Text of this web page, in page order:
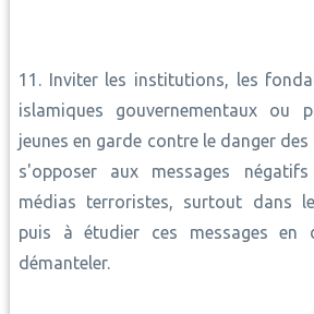
11. Inviter les institutions, les
islamiques gouvernementaux ou
jeunes en garde contre le danger
s'opposer aux messages
médias terroristes, surtout dans
puis à étudier ces messages en
démanteler.